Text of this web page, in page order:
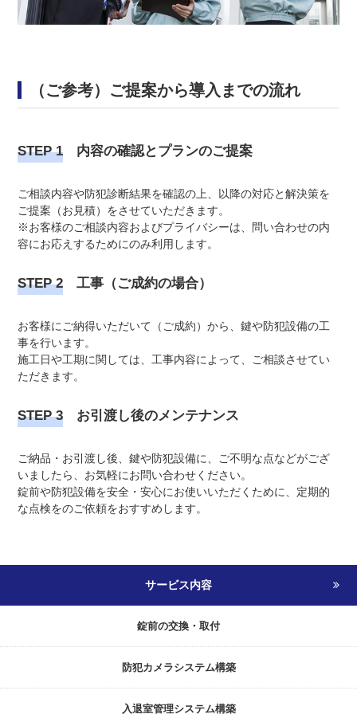
（ご参考）ご提案から導入までの流れ
STEP 1 内容の確認とプランのご提案
ご相談内容や防犯診断結果を確認の上、以降の対応と解決策を
ご提案（お見積）をさせていただきます。
※お客様のご相談内容およびプライバシーは、問い合わせの内
容にお応えするためにのみ利用します。
STEP 2 工事（ご成約の場合）
お客様にご納得いただいて（ご成約）から、鍵や防犯設備の工
事を行います。
施工日や工期に関しては、工事内容によって、ご相談させてい
ただきます。
STEP 3 お引渡し後のメンテナンス
ご納品・お引渡し後、鍵や防犯設備に、ご不明な点などがござ
いましたら、お気軽にお問い合わせください。
錠前や防犯設備を安全・安心にお使いいただくために、定期的
な点検をのご依頼をおすすめします。
サービス内容
錠前の交換・取付
防犯カメラシステム構築
入退室管理システム構築